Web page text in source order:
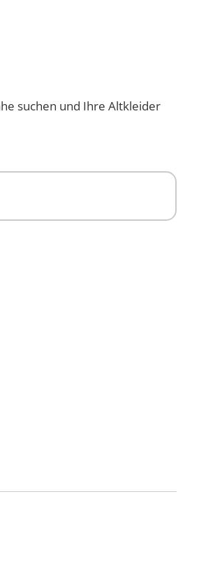
suchen und Ihre Altkleider